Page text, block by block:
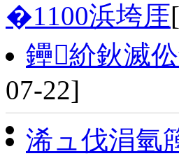
�1100浜垮厓
鑸紒鈥滅
07-22]
浠ュ伐涓氫